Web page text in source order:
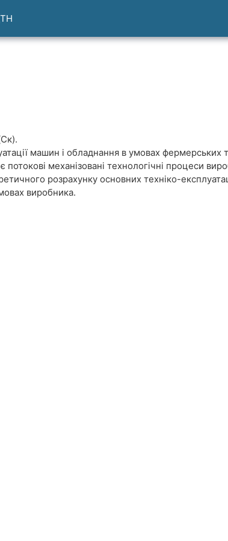
машин і обладнання в умовах фермерських
механізовані технологічні процеси
розрахунку основних техніко-
виробника.